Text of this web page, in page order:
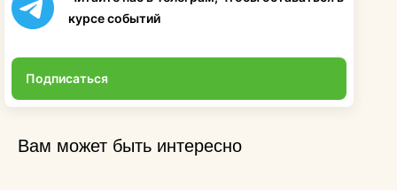
курсе событий
Подписаться
Вам может быть интересно